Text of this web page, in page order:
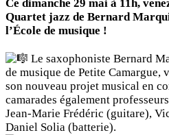
Ce dimanche 29 mai à 11h,
Quartet jazz de Bernard
l’École de musique !
Le saxophoniste Bernard
de musique de Petite Camargue,
son nouveau projet musical en
camarades également
Jean-Marie Frédéric (guitare),
Daniel Solia (batterie).